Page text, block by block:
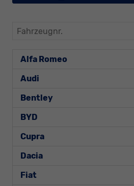
Fahrzeugnr.
Alfa Romeo
Audi
Bentley
BYD
Cupra
Dacia
Fiat